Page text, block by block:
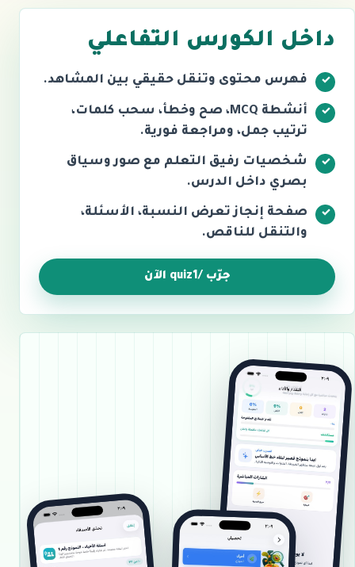
داخل الكورس التفاعلي
فهرس محتوى وتنقل حقيقي بين المشاهد.
أنشطة MCQ، صح وخطأ، سحب كلمات،
ترتيب جمل، ومراجعة فورية.
شخصيات رفيق التعلم مع صور وسياق
بصري داخل الدرس.
صفحة إنجاز تعرض النسبة، الأسئلة،
والتنقل للناقص.
جرّب /quiz1 الآن